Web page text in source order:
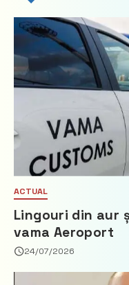
ACTUAL
Lingouri din aur
vama Aeroport
24/07/2026